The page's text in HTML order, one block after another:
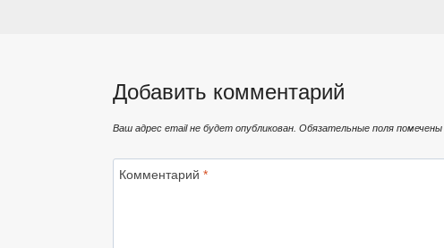
Добавить комментарий
Ваш адрес email не будет опубликован. Обязательные поля помечены
Комментарий *